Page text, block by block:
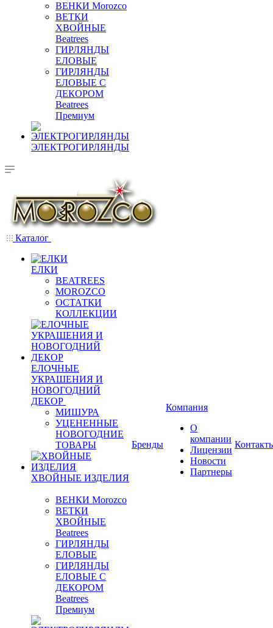
ВЕНКИ Morozco
ВЕТКИ
ХВОЙНЫЕ
Beatrees
ГИРЛЯНДЫ
ЕЛОВЫЕ
ГИРЛЯНДЫ
ЕЛОВЫЕ С
ДЕКОРОМ
Beatrees
Премиум
ЭЛЕКТРОГИРЛЯНДЫ
Каталог
ЕЛКИ
BEATREES
MOROZCO
ОСТАТКИ
КОЛЛЕКЦИИ
ЕЛОЧНЫЕ
УКРАШЕНИЯ И
НОВОГОДНИЙ
ДЕКОР
МИШУРА
УЦЕНЕННЫЕ
НОВОГОДНИЕ
ТОВАРЫ
ХВОЙНЫЕ ИЗДЕЛИЯ
ВЕНКИ Morozco
ВЕТКИ
ХВОЙНЫЕ
Beatrees
ГИРЛЯНДЫ
ЕЛОВЫЕ
ГИРЛЯНДЫ
ЕЛОВЫЕ С
ДЕКОРОМ
Beatrees
Премиум
Бренды
Компания
О
компании
Лицензии
Новости
Партнеры